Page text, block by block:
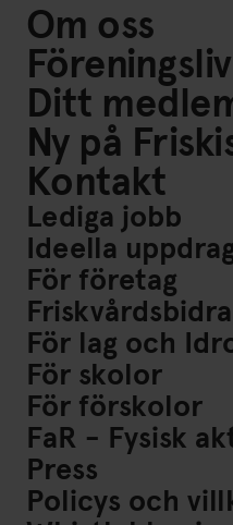
Om oss
Föreningsliv
Ditt
Ny på
Kontakt
Lediga jobb
Ideella
För företag
För lag och
För skolor
För förskolor
FaR - Fysisk
Press
Policys och